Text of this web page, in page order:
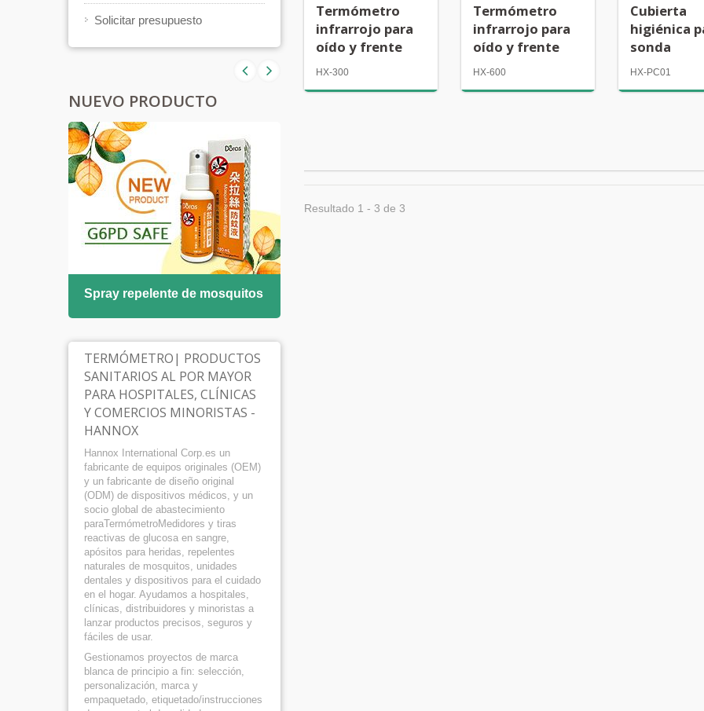
Solicitar presupuesto
NUEVO PRODUCTO
Spray repelente de mosquitos
TERMÓMETRO| PRODUCTOS
SANITARIOS AL POR MAYOR
PARA HOSPITALES, CLÍNICAS
Y COMERCIOS MINORISTAS -
HANNOX
Hannox International Corp.es un
fabricante de equipos originales (OEM)
y un fabricante de diseño original
(ODM) de dispositivos médicos, y un
socio global de abastecimiento
paraTermómetroMedidores y tiras
reactivas de glucosa en sangre,
apósitos para heridas, repelentes
naturales de mosquitos, unidades
dentales y dispositivos para el cuidado
en el hogar. Ayudamos a hospitales,
clínicas, distribuidores y minoristas a
lanzar productos precisos, seguros y
fáciles de usar.
Gestionamos proyectos de marca
blanca de principio a fin: selección,
personalización, marca y
empaquetado, etiquetado/instrucciones
Termómetro
infrarrojo para
oído y frente
HX-300
Termómetro
infrarrojo para
oído y frente
HX-600
Cubierta
higiénica
sonda
HX-PC01
Resultado 1 - 3 de 3